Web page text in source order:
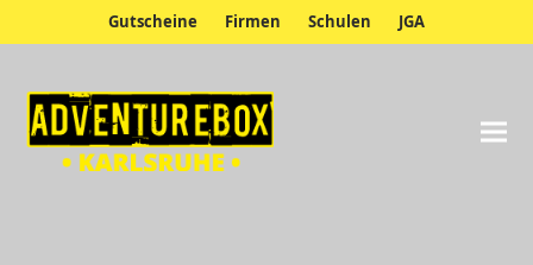
Gutscheine Firmen Schulen JGA